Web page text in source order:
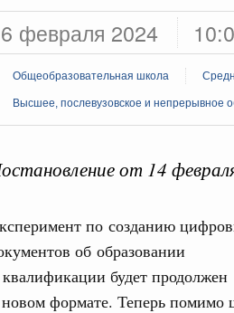
февраля 2024
Общеобразовательная школа
Высшее, послевузовское и непрерывное
от 14
по созданию
об образовании
будет продолжен
формате. Теперь помимо
программы